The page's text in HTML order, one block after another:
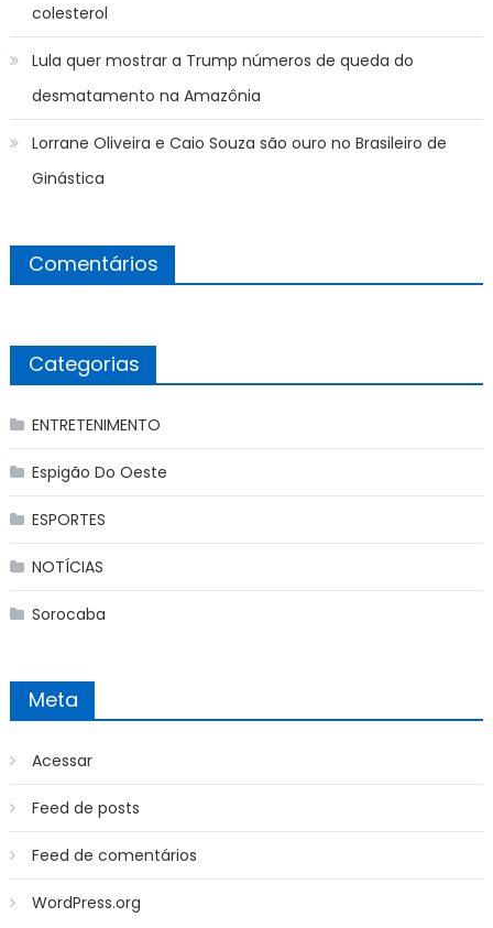
colesterol
Lula quer mostrar a Trump números de queda do
desmatamento na Amazônia
Lorrane Oliveira e Caio Souza são ouro no Brasileiro de
Ginástica
Comentários
Categorias
ENTRETENIMENTO
Espigão Do Oeste
ESPORTES
NOTÍCIAS
Sorocaba
Meta
Acessar
Feed de posts
Feed de comentários
WordPress.org